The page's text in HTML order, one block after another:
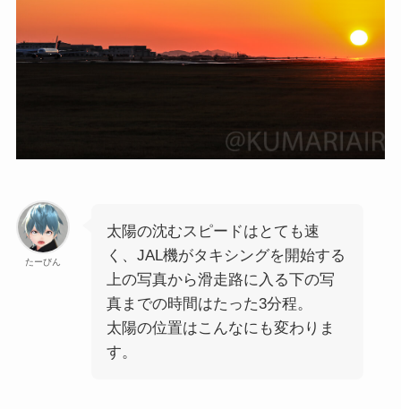
たーびん
太陽の沈むスピードはとても速
く、JAL機がタキシングを開始する
上の写真から滑走路に入る下の写
真までの時間はたった3分程。
太陽の位置はこんなにも変わりま
す。